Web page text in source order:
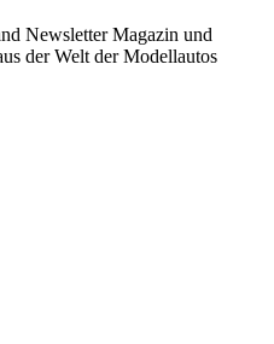
Newsletter Magazin und
der Welt der Modellautos